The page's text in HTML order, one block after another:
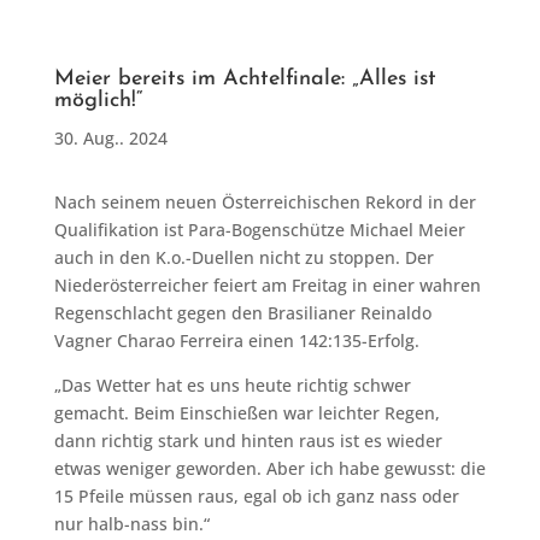
Meier bereits im Achtelfinale: „Alles ist
möglich!“
30. Aug.. 2024
Nach seinem neuen Österreichischen Rekord in der
Qualifikation ist Para-Bogenschütze Michael Meier
auch in den K.o.-Duellen nicht zu stoppen. Der
Niederösterreicher feiert am Freitag in einer wahren
Regenschlacht gegen den Brasilianer Reinaldo
Vagner Charao Ferreira einen 142:135-Erfolg.
„Das Wetter hat es uns heute richtig schwer
gemacht. Beim Einschießen war leichter Regen,
dann richtig stark und hinten raus ist es wieder
etwas weniger geworden. Aber ich habe gewusst: die
15 Pfeile müssen raus, egal ob ich ganz nass oder
nur halb-nass bin.“